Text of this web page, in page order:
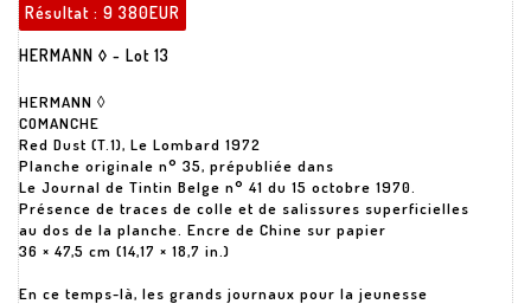
Résultat : 9 380EUR
HERMANN ◊ - Lot 13
HERMANN ◊
COMANCHE
Red Dust (T.1), Le Lombard 1972
Planche originale n° 35, prépubliée dans
Le Journal de Tintin Belge n° 41 du 15 octobre 1970.
Présence de traces de colle et de salissures superficielles
au dos de la planche. Encre de Chine sur papier
36 × 47,5 cm (14,17 × 18,7 in.)
En ce temps-là, les grands journaux pour la jeunesse